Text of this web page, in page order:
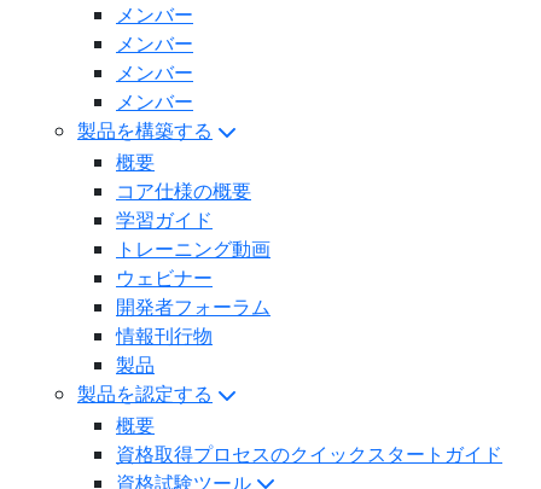
メンバー
メンバー
メンバー
メンバー
製品を構築する
概要
コア仕様の概要
学習ガイド
トレーニング動画
ウェビナー
開発者フォーラム
情報刊行物
製品
製品を認定する
概要
資格取得プロセスのクイックスタートガイド
資格試験ツール